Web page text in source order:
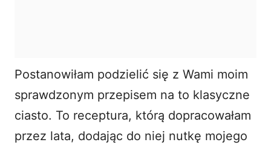
Postanowiłam podzielić się z Wami moim
sprawdzonym przepisem na to klasyczne
ciasto. To receptura, którą dopracowałam
przez lata, dodając do niej nutkę mojego